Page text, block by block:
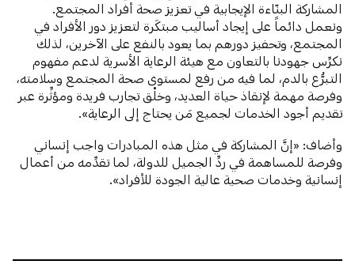
المشاركة البنّاءة الإيجابية في تعزيز صحة أفراد المجتمع.
ونعمل دائماً على إيجاد أساليب مبتكَرة لتعزيز دور الأفراد في
المجتمع، وتحفيز دورهم بما يعود بالنفع على الآخرين، لذلك
نكرِّس جهودنا بالتعاون مع هيئة الرعاية الأسرية لدعم مفهوم
التبرُّع بالدم، لما فيه من رفع لمستوى صحة المجتمع وسلامته،
وفرصة مهمة لإنقاذ حياة العديد، وخلْق تجارب فريدة ومؤثِّرة عبر
تقديم أجود الخدمات لجميع مَن يحتاج إلى الرعاية».
وأضاف: «إنَّ المشاركة في مثل هذه المبادرات واجب إنساني
وفرصة للمساهمة في ردِّ الجميل للدولة، لما تقدِّمه من أعمال
إنسانية وخدمات صحية عالية الجودة للأفراد».